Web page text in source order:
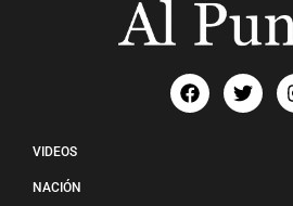
VIDEOS
NACIÓN